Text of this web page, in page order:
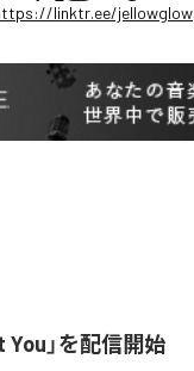
linktr.ee/jellowglow
」を配信開始